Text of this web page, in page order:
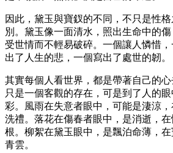
因此，黛玉與寶釵的不同，不只是性
別。黛玉像一面清水，照出生命中的
受世情而不輕易破碎。一個讓人憐惜
出了人生的悲，一個寫出了處世的韌。
其實每個人看世界，都是帶著自己的
只是一個客觀的存在，可是到了人的
彩。風雨在失意者眼中，可能是淒涼
洗禮。落花在傷春者眼中，是消逝，
根。柳絮在黛玉眼中，是飄泊命薄，
青雲。